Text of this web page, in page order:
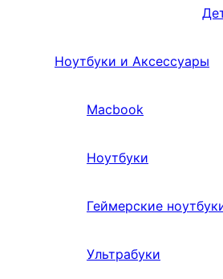
Ноутбуки и Аксессуары
Macbook
Ноутбуки
Геймерские
Ультрабуки